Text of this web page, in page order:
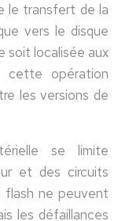
le transfert de la
vers le disque
soit localisée aux
cette opération
les versions de
se limite
et des circuits
flash ne peuvent
les défaillances